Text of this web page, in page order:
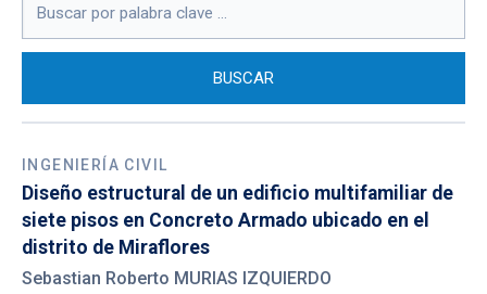
INGENIERÍA CIVIL
Diseño estructural de un edificio multifamiliar de
siete pisos en Concreto Armado ubicado en el
distrito de Miraflores
Sebastian Roberto MURIAS IZQUIERDO